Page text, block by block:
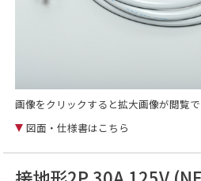
画像をクリックすると拡大画像が閲覧で
図面・仕様書はこちら